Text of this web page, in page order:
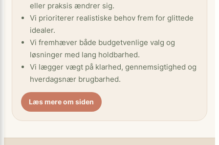
eller praksis ændrer sig.
Vi prioriterer realistiske behov frem for glittede
idealer.
Vi fremhæver både budgetvenlige valg og
løsninger med lang holdbarhed.
Vi lægger vægt på klarhed, gennemsigtighed og
hverdagsnær brugbarhed.
Læs mere om siden